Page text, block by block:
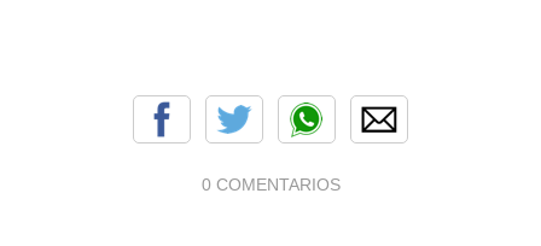
0 COMENTARIOS